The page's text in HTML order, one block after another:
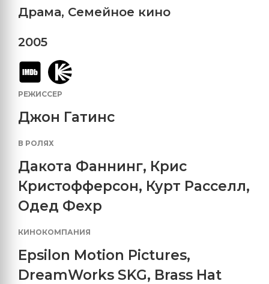
Драма, Семейное кино
2005
РЕЖИССЕР
Джон Гатинс
В РОЛЯХ
Дакота Фаннинг, Крис
Кристофферсон, Курт Расселл,
Одед Фехр
КИНОКОМПАНИЯ
Epsilon Motion Pictures,
DreamWorks SKG, Brass Hat